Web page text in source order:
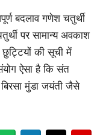
बदलाव गणेश चतुर्थी
पर सामान्य अवकाश
छुट्टियों की सूची में
ऐसा है कि संत
बिरसा मुंडा जयंती जैसे